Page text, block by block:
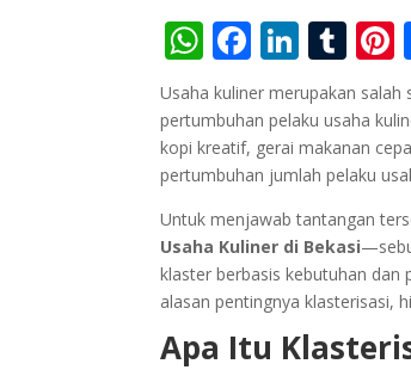
W
h
at
s
A
p
p
F
ac
e
b
o
o
k
Li
n
k
e
dI
n
T
u
m
bl
r
Usaha kuliner merupakan
pertumbuhan pelaku usaha
kopi kreatif, gerai makanan
pertumbuhan jumlah pelaku
Untuk menjawab tantangan
Usaha Kuliner di Bekasi
klaster berbasis kebutuhan
alasan pentingnya klasterisasi,
Apa Itu